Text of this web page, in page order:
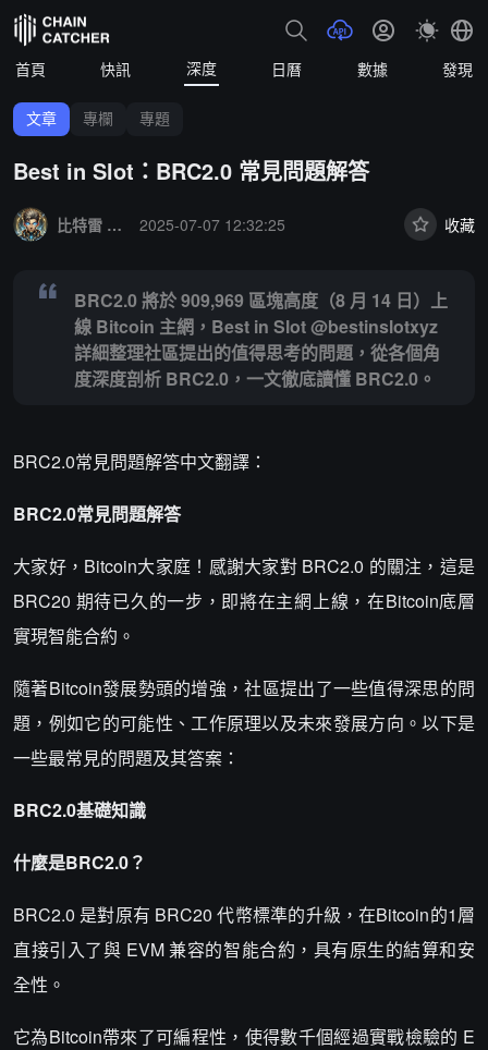
首頁 快訊 深度 日曆 數據 發現
文章 專欄 專題
Best in Slot：BRC2.0 常見問題解答
比特雷 Ray.bit
2025-07-07 12:32:25 收藏
BRC2.0 將於 909,969 區塊高度（8 月 14 日）上
線 Bitcoin 主網，Best in Slot @bestinslotxyz
詳細整理社區提出的值得思考的問題，從各個角
度深度剖析 BRC2.0，一文徹底讀懂 BRC2.0。
BRC2.0常見問題解答中文翻譯：
BRC2.0常見問題解答
大家好，Bitcoin大家庭！感謝大家對 BRC2.0 的關注，這是
BRC20 期待已久的一步，即將在主網上線，在Bitcoin底層
實現智能合約。
隨著Bitcoin發展勢頭的增強，社區提出了一些值得深思的問
題，例如它的可能性、工作原理以及未來發展方向。以下是
一些最常見的問題及其答案：
BRC2.0基礎知識
什麼是BRC2.0？
BRC2.0 是對原有 BRC20 代幣標準的升級，在Bitcoin的1層
直接引入了與 EVM 兼容的智能合約，具有原生的結算和安
全性。
它為Bitcoin帶來了可編程性，使得數千個經過實戰檢驗的 E